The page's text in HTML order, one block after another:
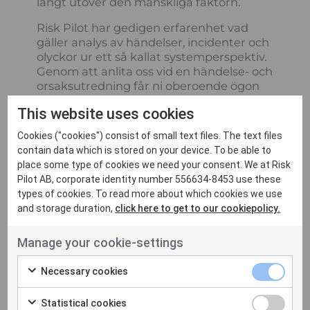
Risk Pilot har gedigen erfarenhet vad
gäller analys av händelser, incidenter och
olyckor ur ett så kallat systemperspektiv.
Genom att anlita oss vid en händelse- och
orsaksutredning får ni oberoende ögon
stävar vi efter att identifiera såväl det
som gått fel men även vad som fungerat
bra, allt för att utformningen av
korrigerande åtgärdsförslag ska bidra till
optimal organisationsutveckling. Vi följer
också utvecklingen vad gäller
utredningsmetodik, allt för att på bästa
sätt kunna sammanställa, analysera och
Vi kan bland annat erbjuda:
Händelse och orsaksutredningar ur
ett systemperspektiv
This website uses cookies
Cookies ("cookies") consist of small text files. The text files
contain data which is stored on your device. To be able to
place some type of cookies we need your consent. We at Risk
Pilot AB, corporate identity number 556634-8453 use these
types of cookies. To read more about which cookies we use
and storage duration, click here to get to our cookiepolicy.
Manage your cookie-settings
Necessary cookies
Statistical cookies